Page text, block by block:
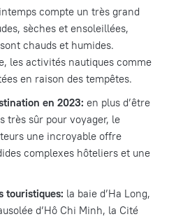
compte un très grand
sèches et ensoleillées,
chauds et humides.
les activités nautiques comme
en raison des tempêtes.
en 2023: en plus d’être
très sûr pour voyager, le
une incroyable offre
complexes hôteliers et une
touristiques: la baie d’Ha Long,
d’Hô Chi Minh, la Cité